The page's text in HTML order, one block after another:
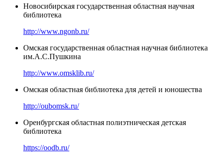
Новосибирская государственная областная научная
библиотека
http://www.ngonb.ru/
Омская государственная областная научная библиотека
им.А.С.Пушкина
http://www.omsklib.ru/
Омская областная библиотека для детей и юношества
http://oubomsk.ru/
Оренбургская областная полиэтническая детская
библиотека
https://oodb.ru/